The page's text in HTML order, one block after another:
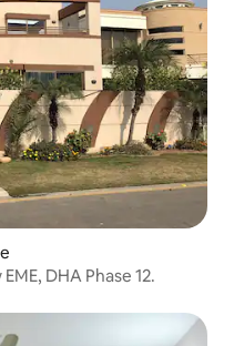
DHA Phase 12.